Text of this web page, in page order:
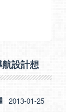
設計想
2013-01-25